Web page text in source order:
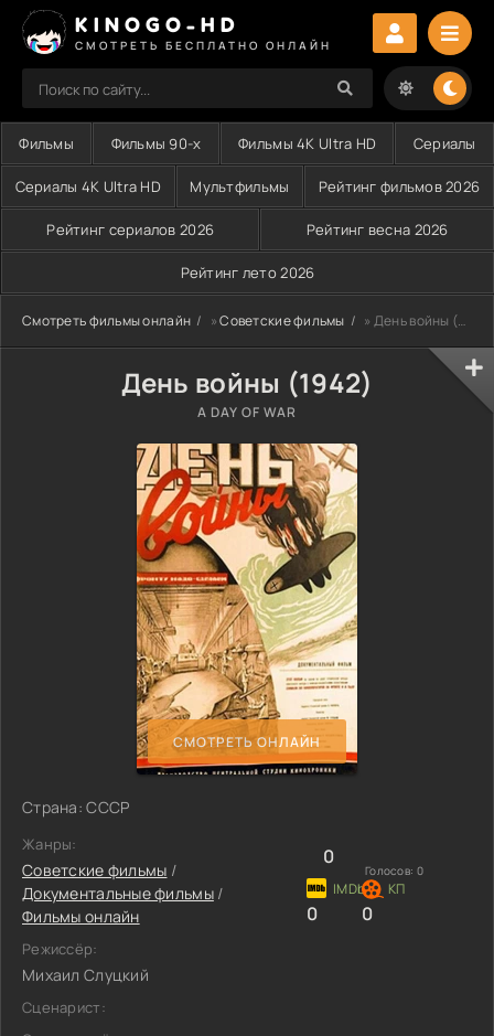
KINOGO-HD
СМОТРЕТЬ БЕСПЛАТНО ОНЛАЙН
Фильмы Фильмы 90-х Фильмы 4K Ultra HD Сериалы
Сериалы 4K Ultra HD Мультфильмы Рейтинг фильмов 2026
Рейтинг сериалов 2026 Рейтинг весна 2026
Рейтинг лето 2026
Смотреть фильмы онлайн »Советские фильмы » День войны (1942)
День войны (1942)
A DAY OF WAR
СМОТРЕТЬ ОНЛАЙН
Страна: СССР
Жанры:
Советские фильмы /
Документальные фильмы/
Фильмы онлайн
Режиссёр:
Михаил Слуцкий
Сценарист:
0
Голосов: 0
0 0